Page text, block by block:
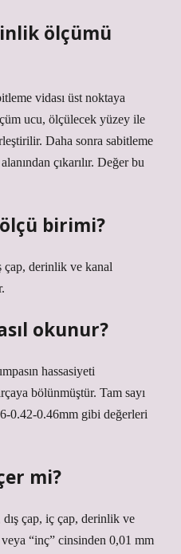
ölçümü
vidası üst noktaya
ucu, ölçülecek yüzey ile
Daha sonra sabitleme
çıkarılır. Değer bu
birimi?
çap, derinlik ve kanal
okunur?
hassasiyeti
bölünmüştür. Tam sayı
0.42-0.46mm gibi değerleri
mi?
çap, iç çap, derinlik ve
“inç” cinsinden 0,01 mm